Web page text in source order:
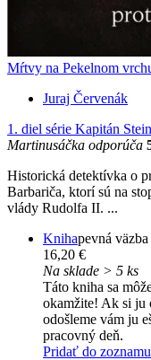
Mŕtvy na Pekelnom
Juraj Červenák
1. diel série Kapitán
Martinusáčka odporúča
Historická detektívka o
Barbariča, ktorí sú na
vlády Rudolfa II. ...
Knihapevná
16,20 €
Na sklade > 5 ks
Táto kniha sa
okamžite! Ak si ju
odošleme vám ju
pracovný deň.
Pridať do zoznamu